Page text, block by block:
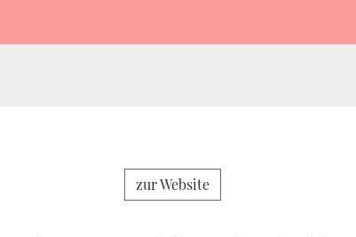
zur Website